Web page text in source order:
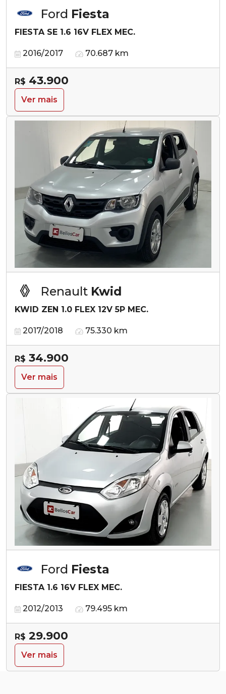
Ford Fiesta
FIESTA SE 1.6 16V FLEX MEC.
2016/2017 70.687 km
R$ 43.900
Ver mais
Renault Kwid
KWID ZEN 1.0 FLEX 12V 5P MEC.
2017/2018 75.330 km
R$ 34.900
Ver mais
Ford Fiesta
FIESTA 1.6 16V FLEX MEC.
2012/2013 79.495 km
R$ 29.900
Ver mais